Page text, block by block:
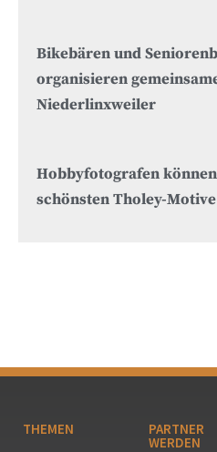
Bikebären und
organisieren
Niederlinxweiler
Hobbyfotografen
schönsten Tholey-
THEMEN PARTNER
WERDEN